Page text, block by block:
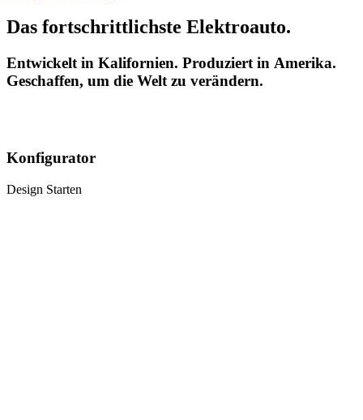
Das fortschrittlichste Elektroauto.
Entwickelt in Kalifornien. Produziert in Amerika.
Geschaffen, um die Welt zu verändern.
Konfigurator
Design Starten